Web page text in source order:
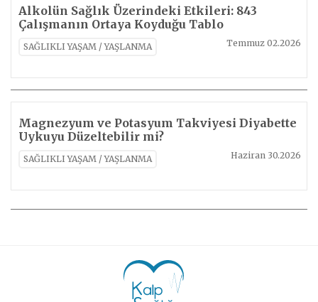
Alkolün Sağlık Üzerindeki Etkileri: 843
Çalışmanın Ortaya Koyduğu Tablo
SAĞLIKLI YAŞAM / YAŞLANMA Temmuz 02.2026
Magnezyum ve Potasyum Takviyesi Diyabette
Uykuyu Düzeltebilir mi?
SAĞLIKLI YAŞAM / YAŞLANMA Haziran 30.2026